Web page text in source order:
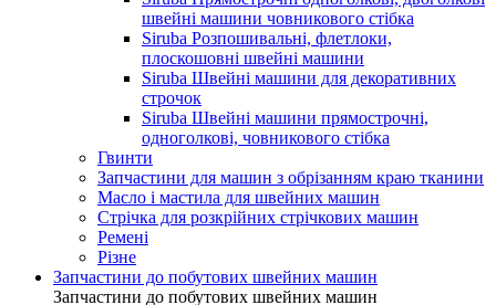
швейні машини човникового стібка
Siruba Розпошивальні, флетлоки,
плоскошовні швейні машини
Siruba Швейні машини для декоративних
строчок
Siruba Швейні машини прямострочні,
одноголкові, човникового стібка
Гвинти
Запчастини для машин з обрізанням краю тканини
Масло і мастила для швейних машин
Стрічка для розкрійних стрічкових машин
Ремені
Різне
Запчастини до побутових швейних машин
Запчастини до побутових швейних машин